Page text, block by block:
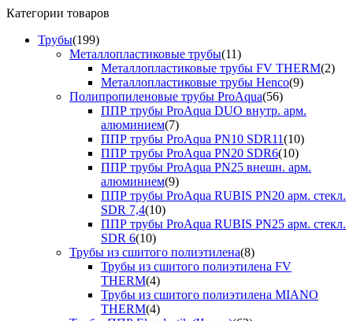
Категории товаров
Трубы(199)
Металлопластиковые трубы(11)
Металлопластиковые трубы FV THERM(2)
Металлопластиковые трубы Henco(9)
Полипропиленовые трубы ProAqua(56)
ППР трубы ProAqua DUO внутр. арм.
алюминием(7)
ППР трубы ProAqua PN10 SDR11(10)
ППР трубы ProAqua PN20 SDR6(10)
ППР трубы ProAqua PN25 внешн. арм.
алюминием(9)
ППР трубы ProAqua RUBIS PN20 арм. стекл.
SDR 7,4(10)
ППР трубы ProAqua RUBIS PN25 арм. стекл.
SDR 6(10)
Трубы из сшитого полиэтилена(8)
Трубы из сшитого полиэтилена FV
THERM(4)
Трубы из сшитого полиэтилена MIANO
THERM(4)